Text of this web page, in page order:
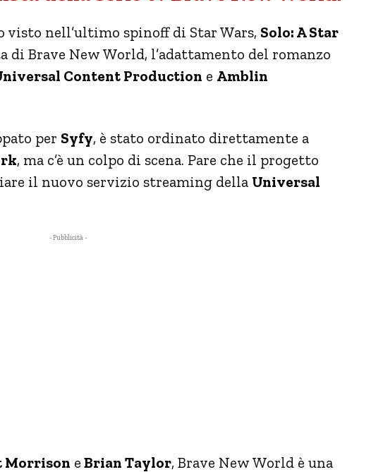
visto nell’ultimo spinoff di Star Wars, Solo: A Star
di Brave New World, l’adattamento del romanzo
Content Production e Amblin
per Syfy, è stato ordinato direttamente a
, ma c’è un colpo di scena. Pare che il progetto
il nuovo servizio streaming della Universal
- Pubblicità -
Morrison e Brian Taylor, Brave New World è una